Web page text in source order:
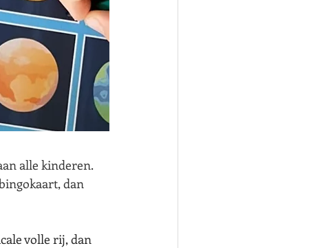
alle kinderen.
dan
volle rij, dan